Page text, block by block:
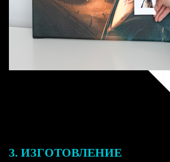
3. ИЗГОТОВЛЕНИЕ